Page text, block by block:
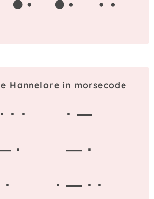
Hannelore in morsecode
· ·
· —
·
— ·
·
· — · ·